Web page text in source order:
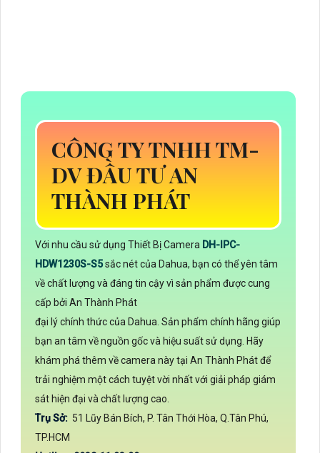
CÔNG TY TNHH TM-
DV ĐẦU TƯ AN
THÀNH PHÁT
Với nhu cầu sử dụng Thiết Bị Camera DH-IPC-
HDW1230S-S5sắc nét của Dahua, bạn có thể yên tâm
về chất lượng và đáng tin cậy vì sản phẩm được cung
cấp bởi An Thành Phát
đại lý chính thức của Dahua. Sản phẩm chính hãng giúp
bạn an tâm về nguồn gốc và hiệu suất sử dụng. Hãy
khám phá thêm về camera này tại An Thành Phát để
trải nghiệm một cách tuyệt vời nhất với giải pháp giám
sát hiện đại và chất lượng cao.
Trụ Sở: 51 Lũy Bán Bích, P. Tân Thới Hòa, Q.Tân Phú,
TP.HCM